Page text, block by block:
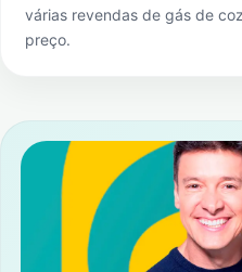
várias revendas de gás de
preço.